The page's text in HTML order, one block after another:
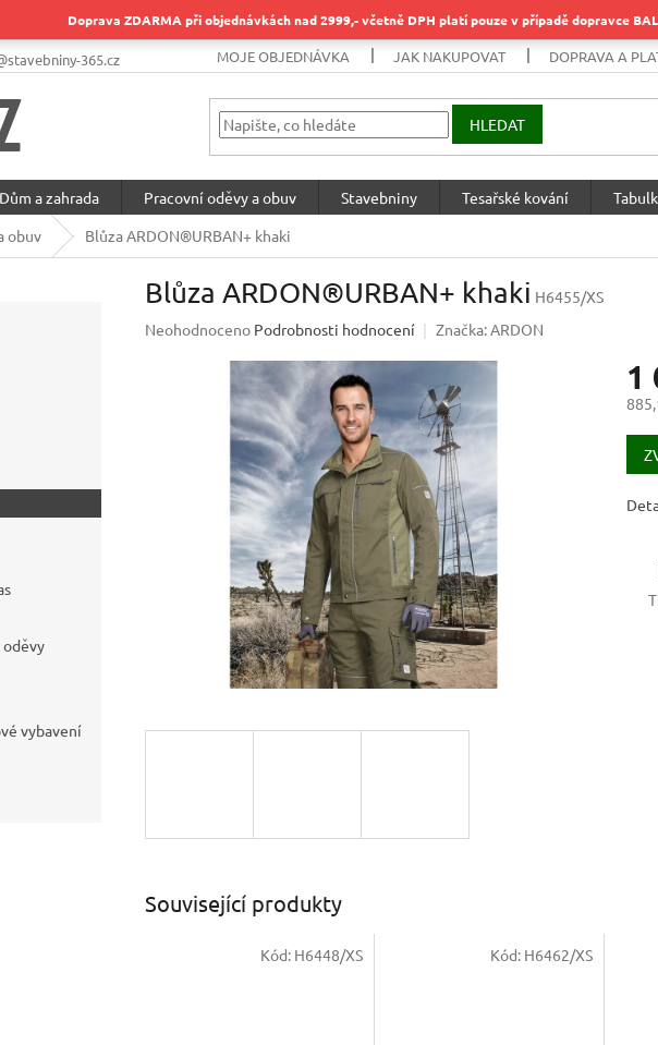
Doprava ZDARMA při objednávkách nad 2999,- včetně DPH platí pouze v případě dopravce
365.cz MOJE OBJEDNÁVKA JAK NAKUPOVAT DOPRAVA A
HLEDAT
Dům a zahrada Pracovní oděvy a obuv Stavebniny Tesařské kování
obuv Blůza ARDON®URBAN+ khaki
oděvy
vybavení
Blůza ARDON®URBAN+ khaki H6455/XS
Průměrné
Neohodnoceno Podrobnosti hodnocení Značka:ARDON
1
Související produkty
Kód: H6448/XS Kód: H6462/XS